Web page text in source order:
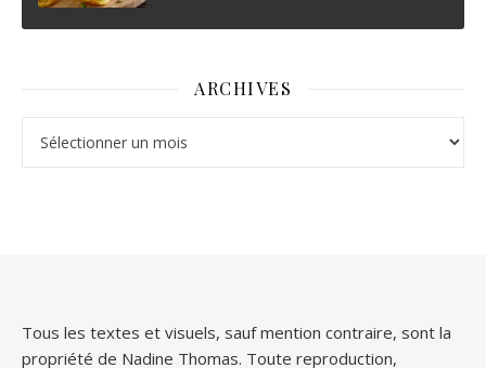
ARCHIVES
Tous les textes et visuels, sauf mention contraire, sont la
propriété de Nadine Thomas. Toute reproduction,